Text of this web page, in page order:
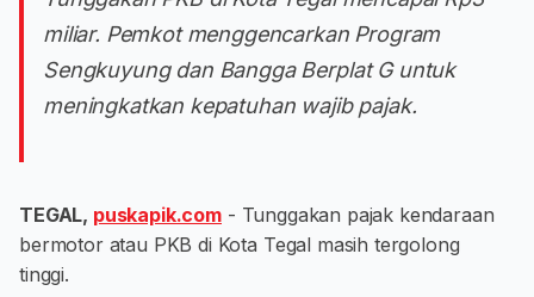
miliar. Pemkot menggencarkan Program
Sengkuyung dan Bangga Berplat G untuk
meningkatkan kepatuhan wajib pajak.
TEGAL, puskapik.com- Tunggakan pajak kendaraan
bermotor atau PKB di Kota Tegal masih tergolong
tinggi.